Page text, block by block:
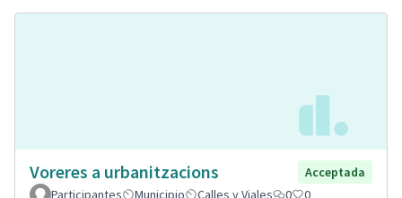
Voreres a urbanitzacions
Acceptada
Participantes
Municipio Calles y Viales 0 0